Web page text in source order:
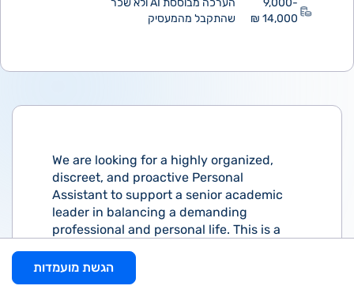
9,000-
14,000 ₪
הערכה מבוססת AI ולא שכר
שהתקבל מהמעסיק
We are looking for a highly organized,
discreet, and proactive Personal
Assistant to support a senior academic
leader in balancing a demanding
professional and personal life. This is a
thrives on coordination, operates with
high autonomy, and can navigate the
הגשת מועמדות